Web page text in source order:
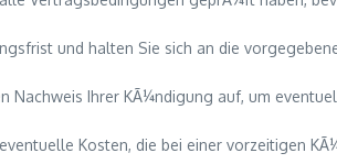
und halten Sie sich an die
Nachweis Ihrer KÃ¼ndigung auf, um
Kosten, die bei einer vorzeitigen